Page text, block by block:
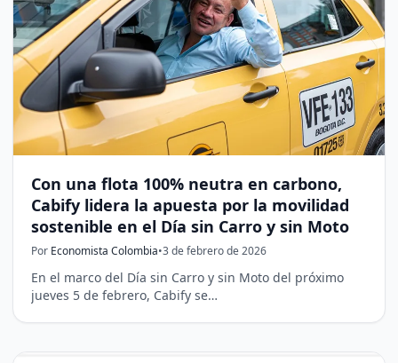
Con una flota 100% neutra en carbono,
Cabify lidera la apuesta por la movilidad
sostenible en el Día sin Carro y sin Moto
Por Economista Colombia•3 de febrero de 2026
En el marco del Día sin Carro y sin Moto del próximo
jueves 5 de febrero, Cabify se…